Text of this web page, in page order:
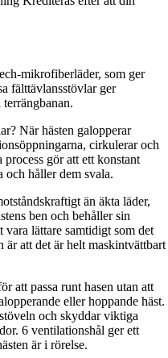
mikrofiberläder, som ger
fälttävlansstövlar ger
När hästen galopperar
cirkulerar och
gör att ett konstant
och håller dem svala.
än äkta läder,
ben och behåller sin
lättare samtidigt som det
är att det är helt maskintvättbart
att passa runt hasen utan att
eller hoppande häst.
och skyddar viktiga
6 ventilationshål ger ett
är i rörelse.